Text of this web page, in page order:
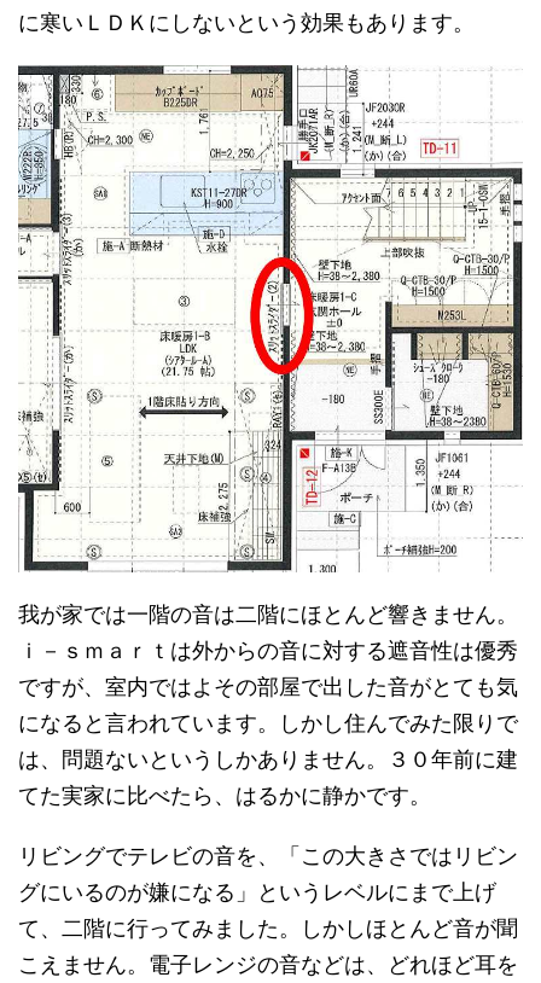
に寒いＬＤＫにしないという効果もあります。
我が家では一階の音は二階にほとんど響きません。
ｉ－ｓｍａｒｔは外からの音に対する遮音性は優秀
ですが、室内ではよその部屋で出した音がとても気
になると言われています。しかし住んでみた限りで
は、問題ないというしかありません。３０年前に建
てた実家に比べたら、はるかに静かです。
リビングでテレビの音を、「この大きさではリビン
グにいるのが嫌になる」というレベルにまで上げ
て、二階に行ってみました。しかしほとんど音が聞
こえません。電子レンジの音などは、どれほど耳を